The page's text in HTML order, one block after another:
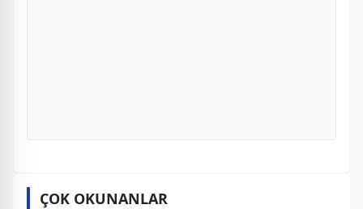
ÇOK OKUNANLAR